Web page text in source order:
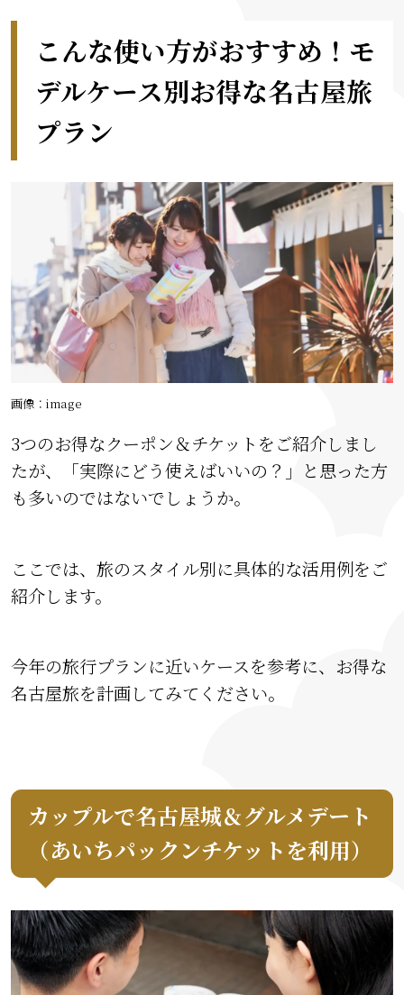
こんな使い方がおすすめ！モ
デルケース別お得な名古屋旅
プラン
画像：image
3つのお得なクーポン＆チケットをご紹介しまし
たが、「実際にどう使えばいいの？」と思った方
も多いのではないでしょうか。
ここでは、旅のスタイル別に具体的な活用例をご
紹介します。
今年の旅行プランに近いケースを参考に、お得な
名古屋旅を計画してみてください。
カップルで名古屋城＆グルメデート
（あいちパックンチケットを利用）